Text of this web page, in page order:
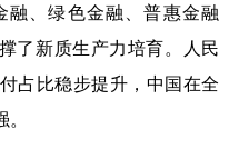
融、绿色金融、普惠金融
了新质生产力培育。人民
占比稳步提升，中国在全